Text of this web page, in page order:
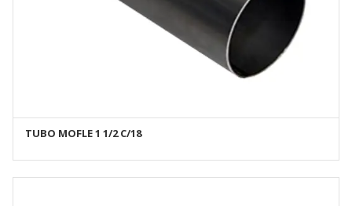
TUBO MOFLE 1 1/2 C/18